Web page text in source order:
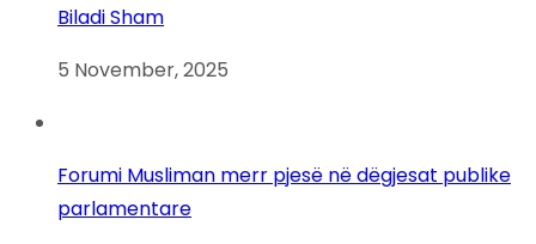
Biladi Sham
5 November, 2025
Forumi Musliman merr pjesë në dëgjesat publike
parlamentare